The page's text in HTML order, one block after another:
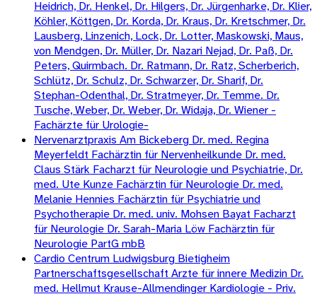
Heidrich, Dr. Henkel, Dr. Hilgers, Dr. Jürgenharke, Dr. Klier,
Köhler, Köttgen, Dr. Korda, Dr. Kraus, Dr. Kretschmer, Dr.
Lausberg, Linzenich, Lock, Dr. Lotter, Maskowski, Maus,
von Mendgen, Dr. Müller, Dr. Nazari Nejad, Dr. Paß, Dr.
Peters, Quirmbach. Dr. Ratmann, Dr. Ratz, Scherberich,
Schlütz, Dr. Schulz, Dr. Schwarzer, Dr. Sharif, Dr.
Stephan-Odenthal, Dr. Stratmeyer, Dr. Temme. Dr.
Tusche, Weber, Dr. Weber, Dr. Widaja, Dr. Wiener -
Fachärzte für Urologie-
Nervenarztpraxis Am Bickeberg Dr. med. Regina
Meyerfeldt Fachärztin für Nervenheilkunde Dr. med.
Claus Stärk Facharzt für Neurologie und Psychiatrie, Dr.
med. Ute Kunze Fachärztin für Neurologie Dr. med.
Melanie Hennies Fachärztin für Psychiatrie und
Psychotherapie Dr. med. univ. Mohsen Bayat Facharzt
für Neurologie Dr. Sarah-Maria Löw Fachärztin für
Neurologie PartG mbB
Cardio Centrum Ludwigsburg Bietigheim
Partnerschaftsgesellschaft Arzte für innere Medizin Dr.
med. Hellmut Krause-Allmendinger Kardiologie - Priv.